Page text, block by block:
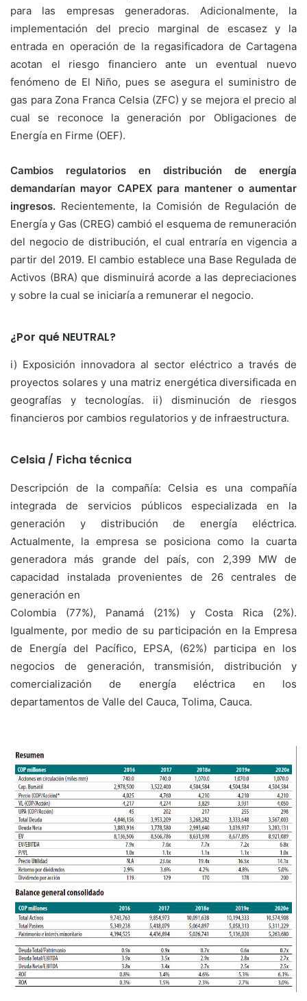
para las empresas generadoras. Adicionalmente, la
implementación del precio marginal de escasez y la
entrada en operación de la regasificadora de Cartagena
acotan el riesgo financiero ante un eventual nuevo
fenómeno de El Niño, pues se asegura el suministro de
gas para Zona Franca Celsia (ZFC) y se mejora el precio al
cual se reconoce la generación por Obligaciones de
Energía en Firme (OEF).
Cambios regulatorios en distribución de energía
demandarían mayor CAPEX para mantener o aumentar
ingresos. Recientemente, la Comisión de Regulación de
Energía y Gas (CREG) cambió el esquema de remuneración
del negocio de distribución, el cual entraría en vigencia a
partir del 2019. El cambio establece una Base Regulada de
Activos (BRA) que disminuirá acorde a las depreciaciones
y sobre la cual se iniciaría a remunerar el negocio.
¿Por qué NEUTRAL?
i) Exposición innovadora al sector eléctrico a través de
proyectos solares y una matriz energética diversificada en
geografías y tecnologías. ii) disminución de riesgos
financieros por cambios regulatorios y de infraestructura.
Celsia / Ficha técnica
Descripción de la compañía: Celsia es una compañía
integrada de servicios públicos especializada en la
generación y distribución de energía eléctrica.
Actualmente, la empresa se posiciona como la cuarta
generadora más grande del país, con 2,399 MW de
capacidad instalada provenientes de 26 centrales de
generación en
Colombia (77%), Panamá (21%) y Costa Rica (2%).
Igualmente, por medio de su participación en la Empresa
de Energía del Pacífico, EPSA, (62%) participa en los
negocios de generación, transmisión, distribución y
comercialización de energía eléctrica en los
departamentos de Valle del Cauca, Tolima, Cauca.